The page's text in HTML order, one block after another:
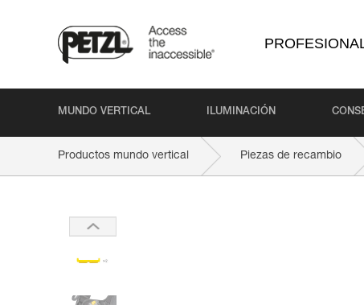
MUNDO VERTICAL ILUMINACIÓN
Productos mundo vertical Piezas de recambio